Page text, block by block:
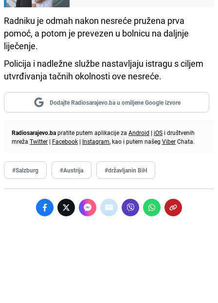
Radniku je odmah nakon nesreće pružena prva
pomoć, a potom je prevezen u bolnicu na daljnje
liječenje.
Policija i nadležne službe nastavljaju istragu s ciljem
utvrđivanja tačnih okolnosti ove nesreće.
Dodajte Radiosarajevo.ba u omiljene Google izvore
Radiosarajevo.bapratite putem aplikacije za Android | iOS i društvenih
mreža Twitter | Facebook | Instagram, kao i putem našeg ViberChata.
#Salzburg #Austrija #državljanin BiH